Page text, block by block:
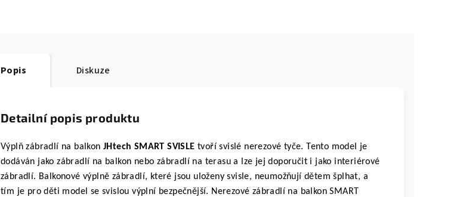
Popis Diskuze
Detailní popis produktu
Výplň zábradlí na balkon JHtech SMART SVISLE tvoří svislé nerezové tyče. Tento model je
dodáván jako zábradlí na balkon nebo zábradlí na terasu a lze jej doporučit i jako interiérové
zábradlí. Balkonové výplně zábradlí, které jsou uloženy svisle, neumožňují dětem šplhat, a
tím je pro děti model se svislou výplní bezpečnější. Nerezové zábradlí na balkon SMART